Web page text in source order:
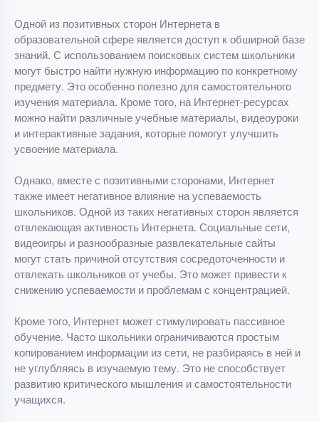
Одной из позитивных сторон Интернета в
образовательной сфере является доступ к обширной базе
знаний. С использованием поисковых систем школьники
могут быстро найти нужную информацию по конкретному
предмету. Это особенно полезно для самостоятельного
изучения материала. Кроме того, на Интернет-ресурсах
можно найти различные учебные материалы, видеоуроки
и интерактивные задания, которые помогут улучшить
усвоение материала.
Однако, вместе с позитивными сторонами, Интернет
также имеет негативное влияние на успеваемость
школьников. Одной из таких негативных сторон является
отвлекающая активность Интернета. Социальные сети,
видеоигры и разнообразные развлекательные сайты
могут стать причиной отсутствия сосредоточенности и
отвлекать школьников от учебы. Это может привести к
снижению успеваемости и проблемам с концентрацией.
Кроме того, Интернет может стимулировать пассивное
обучение. Часто школьники ограничиваются простым
копированием информации из сети, не разбираясь в ней и
не углубляясь в изучаемую тему. Это не способствует
развитию критического мышления и самостоятельности
учащихся.